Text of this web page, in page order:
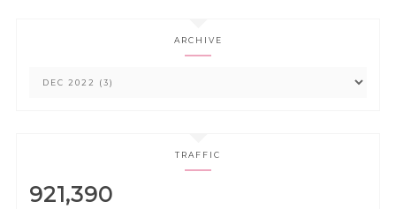
ARCHIVE
TRAFFIC
921,390